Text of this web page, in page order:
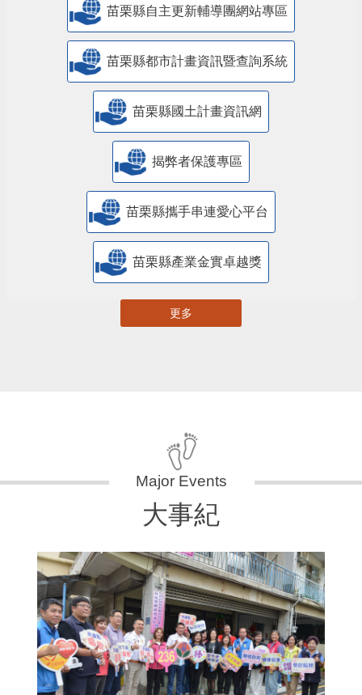
苗栗縣自主更新輔導團網站專區
苗栗縣都市計畫資訊暨查詢系統
苗栗縣國土計畫資訊網
揭弊者保護專區
苗栗縣攜手串連愛心平台
苗栗縣產業金實卓越獎
更多
大事紀